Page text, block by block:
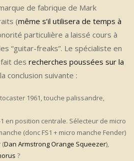
de fabrique de Mark
(même s’il utilisera de temps à
particulière a laissé cours à
“guitar-freaks”. Le spécialiste en
des recherches poussées sur la
conclusion suivante :
1961, touche palissandre,
1 en position centrale. Sélecteur de micro
(donc FS1 + micro manche Fender)
(Dan Armstrong Orange Squeezer),
?